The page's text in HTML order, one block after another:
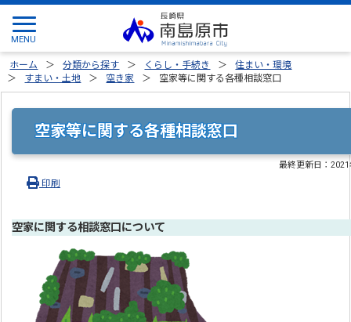
ホーム 分類から探す くらし・手続き
住まい・環境
すまい・土地
空き家 空家等に関する各種相談窓口
空家等に関する各種相談窓口
最終更新日：
印刷
空家に関する相談窓口について